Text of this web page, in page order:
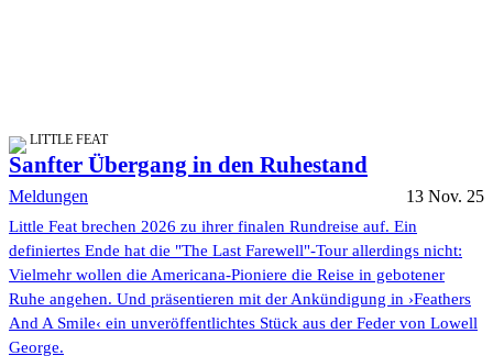
LITTLE FEAT
Sanfter Übergang in den Ruhestand
Meldungen 13 Nov. 25
Little Feat brechen 2026 zu ihrer finalen Rundreise auf. Ein
definiertes Ende hat die "The Last Farewell"-Tour allerdings nicht:
Vielmehr wollen die Americana-Pioniere die Reise in gebotener
Ruhe angehen. Und präsentieren mit der Ankündigung in ›Feathers
And A Smile‹ ein unveröffentlichtes Stück aus der Feder von Lowell
George.